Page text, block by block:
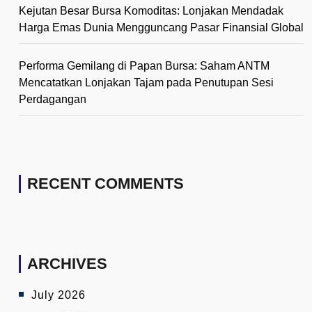
Kejutan Besar Bursa Komoditas: Lonjakan Mendadak
Harga Emas Dunia Mengguncang Pasar Finansial Global
Performa Gemilang di Papan Bursa: Saham ANTM
Mencatatkan Lonjakan Tajam pada Penutupan Sesi
Perdagangan
RECENT COMMENTS
ARCHIVES
July 2026